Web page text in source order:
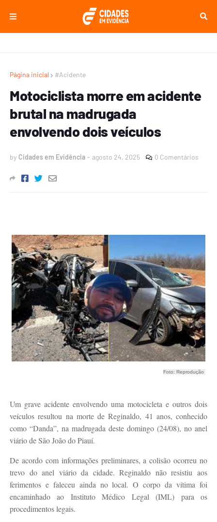
Página inicial #Acidente
Motociclista morre em acidente
brutal na madrugada
envolvendo dois veículos
by Cidades em Evidência - agosto 24, 2025 0 Comentários
Foto: Reprodução
Um grave acidente envolvendo uma motocicleta e outros dois
veículos resultou na morte de Reginaldo, 41 anos, conhecido
como “Danda”, na madrugada deste domingo (24/08), no anel
viário de São João do Piauí.
De acordo com informações preliminares, a colisão ocorreu no
trevo do anel viário da cidade. Reginaldo não resistiu aos
ferimentos e faleceu ainda no local. O corpo da vítima foi
encaminhado ao Instituto Médico Legal (IML) para os
procedimentos legais.